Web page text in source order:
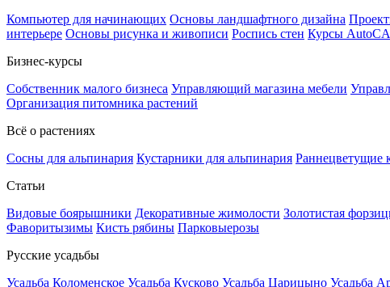
Компьютер для начинающих Основы ландшафтного дизайна
интерьере Основы рисунка и живописи Роспись стен Курсы
Бизнес-курсы
Собственник малого бизнеса Управляющий магазина мебели
Организация питомника растений
Всё о растениях
Сосны для альпинария Кустарники для альпинария Раннецветущие
Статьи
Видовые боярышники Декоративные жимолости Золотистая
Фаворитызимы Кисть рябины Парковыерозы
Русские усадьбы
Усадьба Коломенское Усадьба Кусково Усадьба Царицыно Усадьба